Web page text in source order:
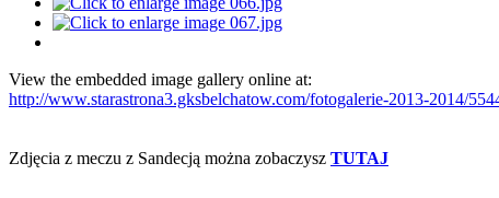
View the embedded image gallery online at:
http://www.starastrona3.gksbelchatow.com/fotogalerie-2013-2014/
Zdjęcia z meczu z Sandecją można zobaczysz TUTAJ